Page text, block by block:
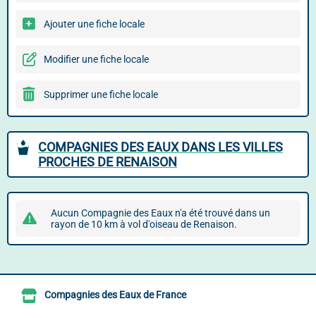
Ajouter une fiche locale
Modifier une fiche locale
Supprimer une fiche locale
COMPAGNIES DES EAUX DANS LES VILLES
PROCHES DE RENAISON
Aucun Compagnie des Eaux n'a été trouvé dans un
rayon de 10 km à vol d'oiseau de Renaison.
Compagnies des Eaux de France